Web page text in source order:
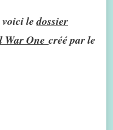
voici ledossier
War One créé par le